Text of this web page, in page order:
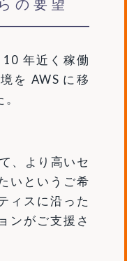
の要望
年近く稼働
を AWS に移
、より高いセ
いというご希
ィスに沿った
ンがご支援さ